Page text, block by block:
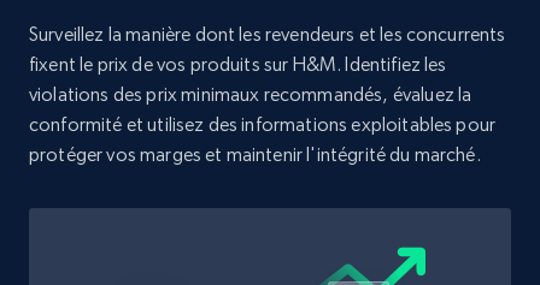
Target - Discover products by category url
URL, Product id, Title, Product description,
Rating, Reviews count, Initial price, Discount,
and more.
1.3K+ 175+ Commencer
Surveillez la manière dont les revendeurs et les concurrents
fixent le prix de vos produits sur H&M. Identifiez les
violations des prix minimaux recommandés, évaluez la
conformité et utilisez des informations exploitables pour
protéger vos marges et maintenir l'intégrité du marché.